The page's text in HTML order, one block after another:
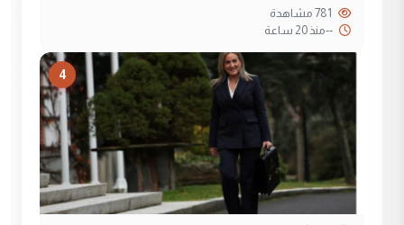
--منذ 20 ساعة
4